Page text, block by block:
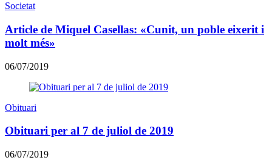
Societat
Article de Miquel Casellas: «Cunit, un poble eixerit i
molt més»
06/07/2019
Obituari
Obituari per al 7 de juliol de 2019
06/07/2019